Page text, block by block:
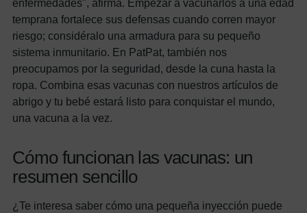
enfermedades", afirma. Empezar a vacunarlos a una edad
temprana fortalece sus defensas cuando corren mayor
riesgo; considéralo una armadura para su pequeño
sistema inmunitario. En PatPat, también nos
preocupamos por la seguridad, desde la cuna hasta la
ropa. Combina esas vacunas con nuestros artículos de
abrigo y tu bebé estará listo para conquistar el mundo,
una vacuna a la vez.
Cómo funcionan las vacunas: un
resumen sencillo
¿Te interesa saber cómo una pequeña inyección puede